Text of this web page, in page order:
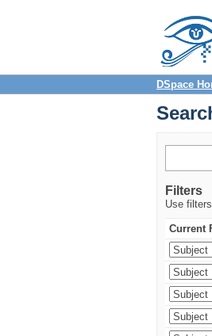
Search
DSpace
Filters
Use
Current